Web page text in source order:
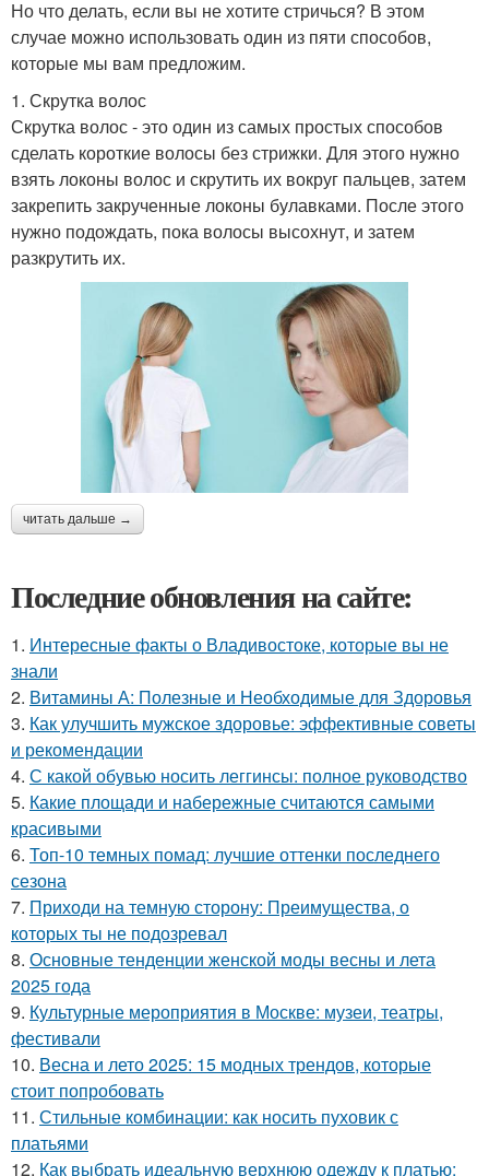
Но что делать, если вы не хотите стричься? В этом
случае можно использовать один из пяти способов,
которые мы вам предложим.
1. Скрутка волос
Скрутка волос - это один из самых простых способов
сделать короткие волосы без стрижки. Для этого нужно
взять локоны волос и скрутить их вокруг пальцев, затем
закрепить закрученные локоны булавками. После этого
нужно подождать, пока волосы высохнут, и затем
разкрутить их.
читать дальше →
Последние обновления на сайте:
1. Интересные факты о Владивостоке, которые вы не
знали
2. Витамины А: Полезные и Необходимые для Здоровья
3. Как улучшить мужское здоровье: эффективные советы
и рекомендации
4. С какой обувью носить леггинсы: полное руководство
5. Какие площади и набережные считаются самыми
красивыми
6. Топ-10 темных помад: лучшие оттенки последнего
сезона
7. Приходи на темную сторону: Преимущества, о
которых ты не подозревал
8. Основные тенденции женской моды весны и лета
2025 года
9. Культурные мероприятия в Москве: музеи, театры,
фестивали
10. Весна и лето 2025: 15 модных трендов, которые
стоит попробовать
11. Стильные комбинации: как носить пуховик с
платьями
12. Как выбрать идеальную верхнюю одежду к платью: